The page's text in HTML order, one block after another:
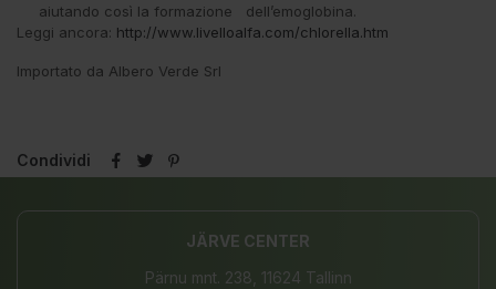
aiutando così la formazione dell’emoglobina.
Leggi ancora: http://www.livelloalfa.com/chlorella.htm
Importato da Albero Verde Srl
Condividi
JÄRVE CENTER
Pärnu mnt. 238, 11624 Tallinn